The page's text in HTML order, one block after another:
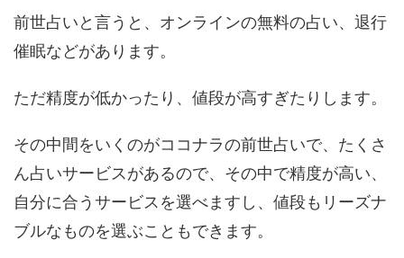
前世占いと言うと、オンラインの無料の占い、退行
催眠などがあります。
ただ精度が低かったり、値段が高すぎたりします。
その中間をいくのがココナラの前世占いで、たくさ
ん占いサービスがあるので、その中で精度が高い、
自分に合うサービスを選べますし、値段もリーズナ
ブルなものを選ぶこともできます。